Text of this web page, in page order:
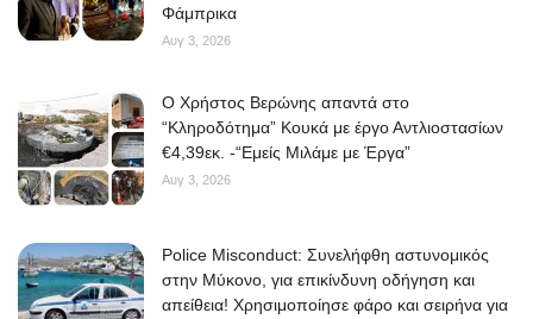
Φάμπρικα
Αυγ 3, 2026
O Χρήστος Βερώνης απαντά στο
“Κληροδότημα” Κουκά με έργο Αντλιοστασίων
€4,39εκ. -“Εμείς Μιλάμε με Έργα”
Αυγ 3, 2026
Police Misconduct: Συνελήφθη αστυνομικός
στην Μύκονο, για επικίνδυνη οδήγηση και
απείθεια! Χρησιμοποίησε φάρο και σειρήνα για